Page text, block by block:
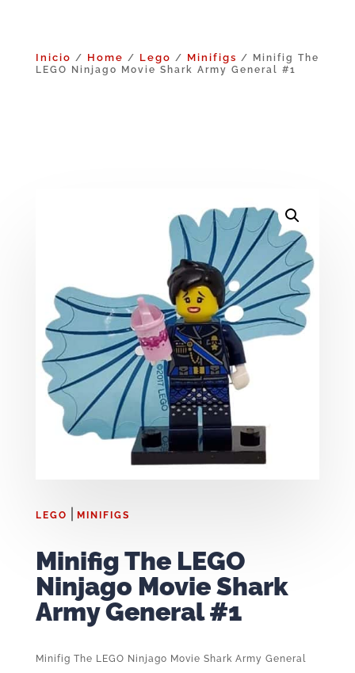
Inicio / Home / Lego / Minifigs / Minifig The
LEGO Ninjago Movie Shark Army General #1
LEGO MINIFIGS
Minifig The LEGO
Ninjago Movie Shark
Army General #1
Minifig The LEGO Ninjago Movie Shark Army General